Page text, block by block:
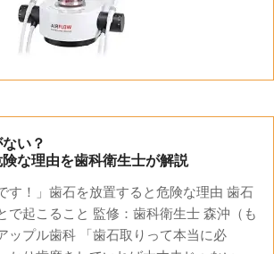
い？
な理由を歯科衛生士が解説
す！」歯石を放置すると危険な理由 歯石
で起こること 監修：歯科衛生士 森沖（も
プル歯科 「歯石取りって本当に必